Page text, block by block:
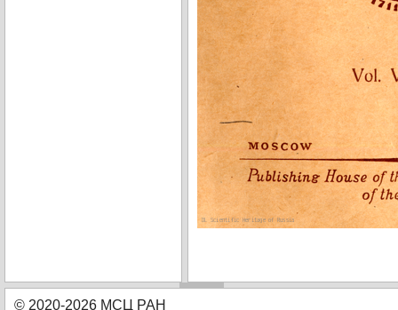
© 2020-2026 МСЦ РАН